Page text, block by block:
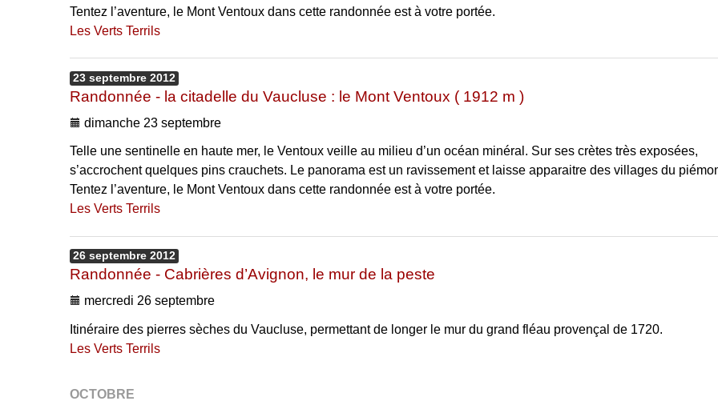
Tentez l’aventure, le Mont Ventoux dans cette randonnée est à votre portée.
Les Verts Terrils
23 septembre 2012
Randonnée - la citadelle du Vaucluse : le Mont Ventoux ( 1912 m )
dimanche 23 septembre
Telle une sentinelle en haute mer, le Ventoux veille au milieu d’un océan minéral. Sur ses crètes très exposées,
s’accrochent quelques pins crauchets. Le panorama est un ravissement et laisse apparaitre des villages du
Tentez l’aventure, le Mont Ventoux dans cette randonnée est à votre portée.
Les Verts Terrils
26 septembre 2012
Randonnée - Cabrières d’Avignon, le mur de la peste
mercredi 26 septembre
Itinéraire des pierres sèches du Vaucluse, permettant de longer le mur du grand fléau provençal de 1720.
Les Verts Terrils
OCTOBRE